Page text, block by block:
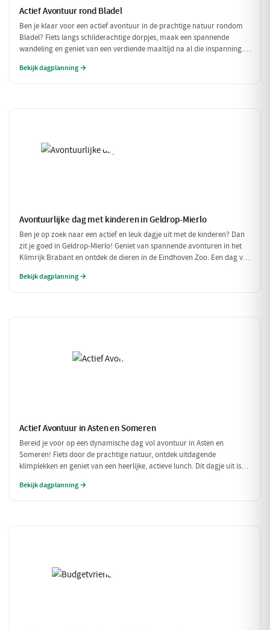
Actief Avontuur rond Bladel
Ben je klaar voor een actief avontuur in de prachtige natuur rondom
Bladel? Fiets langs schilderachtige dorpjes, maak een spannende
wandeling en geniet van een verdiende maaltijd na al die inspanning.
buiten zijn houdt!
Bekijk dagplanning →
Avontuurlijke dag met kinderen in Geldrop-Mierlo
Ben je op zoek naar een actief en leuk dagje uit met de kinderen? Dan
zit je goed in Geldrop-Mierlo! Geniet van spannende avonturen in het
Klimrijk Brabant en ontdek de dieren in de Eindhoven Zoo. Een dag vol
Bekijk dagplanning →
Actief Avontuur in Asten en Someren
Bereid je voor op een dynamische dag vol avontuur in Asten en
Someren! Fiets door de prachtige natuur, ontdek uitdagende
klimplekken en geniet van een heerlijke, actieve lunch. Dit dagje uit is
Bekijk dagplanning →